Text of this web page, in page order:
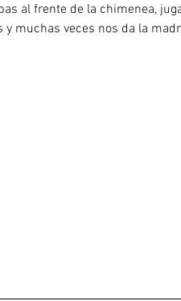
al frente de la chimenea,
muchas veces nos da la